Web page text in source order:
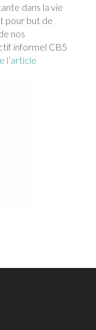
dans la vie
pour but de
nos
informel CB5
l’article